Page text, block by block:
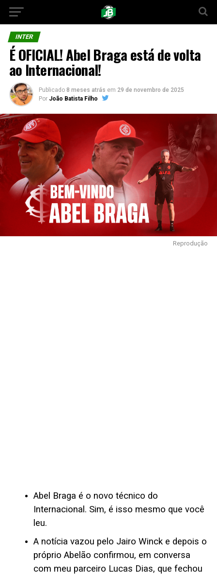
INTER
É OFICIAL! Abel Braga está de volta
ao Internacional!
Publicado 8 meses atrás em 29 de novembro de 2025
Por João Batista Filho
Reprodução
Abel Braga é o novo técnico do
Internacional. Sim, é isso mesmo que você
leu.
A notícia vazou pelo Jairo Winck e depois o
próprio Abelão confirmou, em conversa
com meu parceiro Lucas Dias, que fechou